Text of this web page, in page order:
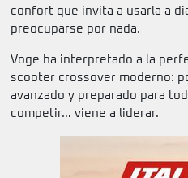
confort que invita a usarla a
preocuparse por nada.
Voge ha interpretado a la
scooter crossover moderno:
avanzado y preparado para
competir… viene a liderar.